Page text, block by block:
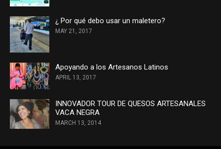
¿ Por qué debo usar un maletero?
MAY 21, 2017
Apoyando a los Artesanos Latinos
APRIL 13, 2017
INNOVADOR TOUR DE QUESOS ARTESANALES
VACA NEGRA
MARCH 13, 2014